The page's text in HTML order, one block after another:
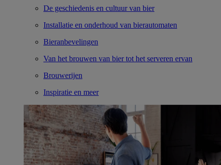
De geschiedenis en cultuur van bier
Installatie en onderhoud van bierautomaten
Bieranbevelingen
Van het brouwen van bier tot het serveren ervan
Brouwerijen
Inspiratie en meer